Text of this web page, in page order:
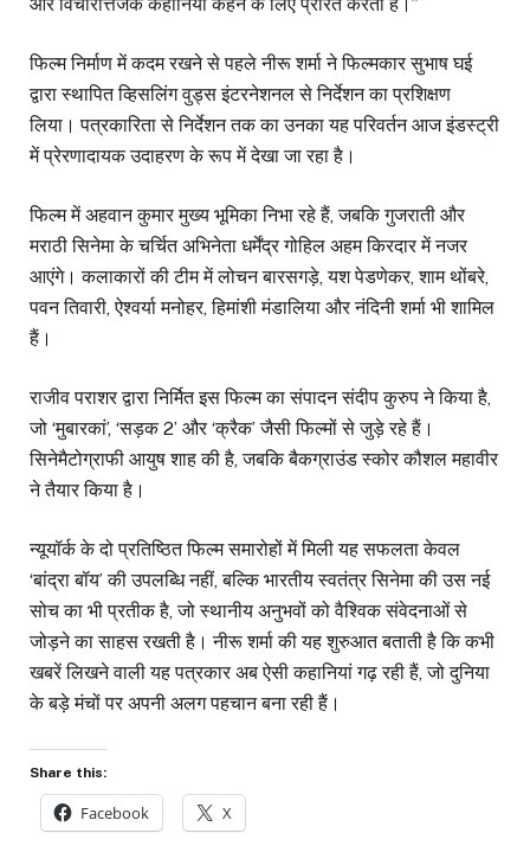
फिल्म निर्माण में कदम रखने से पहले नीरू शर्मा ने फिल्मकार सुभाष घई
द्वारा स्थापित व्हिसलिंग वुड्स इंटरनेशनल से निर्देशन का प्रशिक्षण
लिया। पत्रकारिता से निर्देशन तक का उनका यह परिवर्तन आज इंडस्ट्री
में प्रेरणादायक उदाहरण के रूप में देखा जा रहा है।
फिल्म में अहवान कुमार मुख्य भूमिका निभा रहे हैं, जबकि गुजराती और
मराठी सिनेमा के चर्चित अभिनेता धर्मेंद्र गोहिल अहम किरदार में नजर
आएंगे। कलाकारों की टीम में लोचन बारसगड़े, यश पेडणेकर, शाम थोंबरे,
पवन तिवारी, ऐश्वर्या मनोहर, हिमांशी मंडालिया और नंदिनी शर्मा भी शामिल
हैं।
राजीव पराशर द्वारा निर्मित इस फिल्म का संपादन संदीप कुरुप ने किया है,
जो ‘मुबारकां’, ‘सड़क 2’ और ‘क्रैक’ जैसी फिल्मों से जुड़े रहे हैं।
सिनेमैटोग्राफी आयुष शाह की है, जबकि बैकग्राउंड स्कोर कौशल महावीर
ने तैयार किया है।
न्यूयॉर्क के दो प्रतिष्ठित फिल्म समारोहों में मिली यह सफलता केवल
‘बांद्रा बॉय’ की उपलब्धि नहीं, बल्कि भारतीय स्वतंत्र सिनेमा की उस नई
सोच का भी प्रतीक है, जो स्थानीय अनुभवों को वैश्विक संवेदनाओं से
जोड़ने का साहस रखती है। नीरू शर्मा की यह शुरुआत बताती है कि कभी
खबरें लिखने वाली यह पत्रकार अब ऐसी कहानियां गढ़ रही हैं, जो दुनिया
के बड़े मंचों पर अपनी अलग पहचान बना रही हैं।
Share this:
Facebook X